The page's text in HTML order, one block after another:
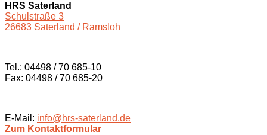
HRS Saterland
Schulstraße 3
26683 Saterland / Ramsloh
Tel.: 04498 / 70 685-10
Fax: 04498 / 70 685-20
E-Mail: info@hrs-saterland.de
Zum Kontaktformular